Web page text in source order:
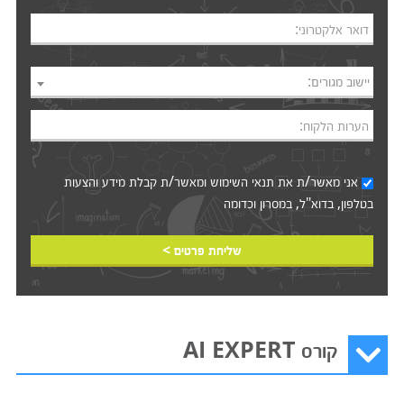
דואר אלקטרוני:
יישוב מגורים:
הערות הלקוח:
אני מאשר/ת את תנאי השימושומאשר/ת קבלת מידע והצעות
בטלפון, בדוא"ל, במסרון וכדומה‎‎
שליחת פרטים >
קורס AI EXPERT